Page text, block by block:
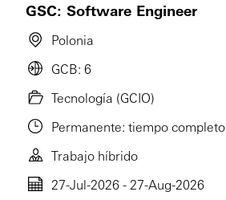
GSC: Software Engineer
Polonia
GCB: 6
Tecnología (GCIO)
Permanente: tiempo completo
Trabajo híbrido
27-Jul-2026 - 27-Aug-2026